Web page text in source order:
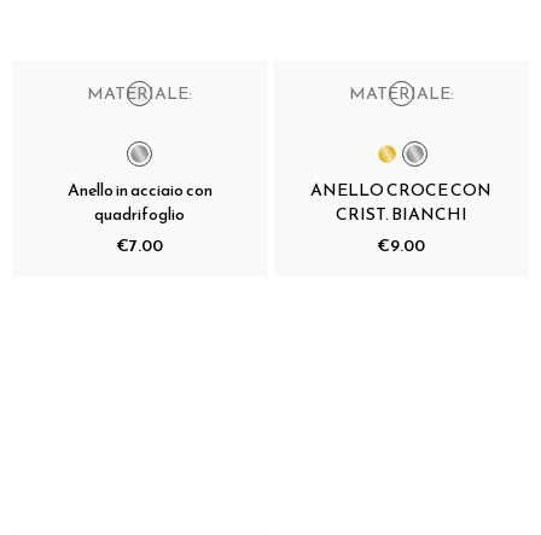
MATERIALE:
Anello in acciaio con
quadrifoglio
€7.00
MATERIALE:
ANELLO CROCE CON
CRIST. BIANCHI
€9.00